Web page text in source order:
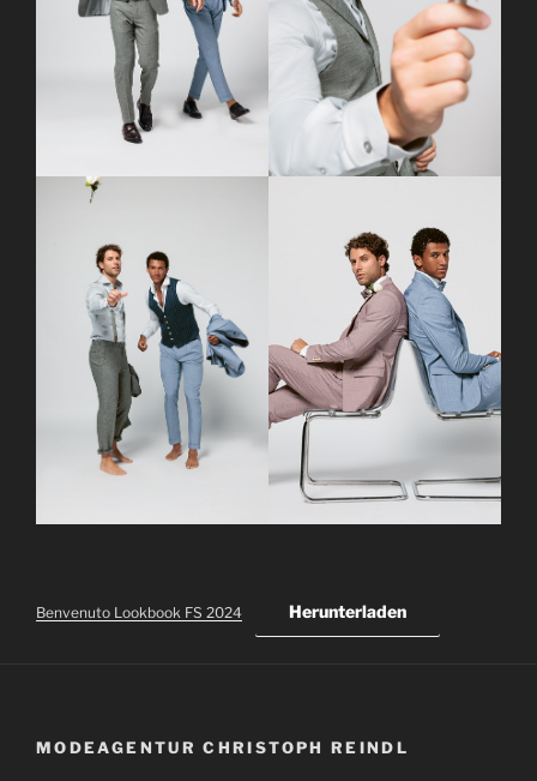
Benvenuto Lookbook FS 2024 Herunterladen
MODEAGENTUR CHRISTOPH REINDL